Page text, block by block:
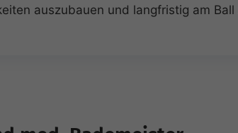
auszubauen und langfristig am Ball